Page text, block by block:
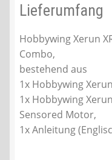
Lieferumfang
Hobbywing Xerun
Combo,
bestehend aus
1x Hobbywing
1x Hobbywing
Sensored Motor,
1x Anleitung